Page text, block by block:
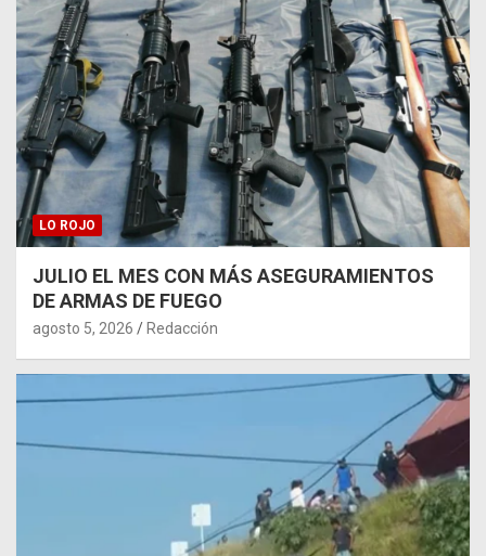
LO ROJO
JULIO EL MES CON MÁS ASEGURAMIENTOS
DE ARMAS DE FUEGO
agosto 5, 2026 Redacción